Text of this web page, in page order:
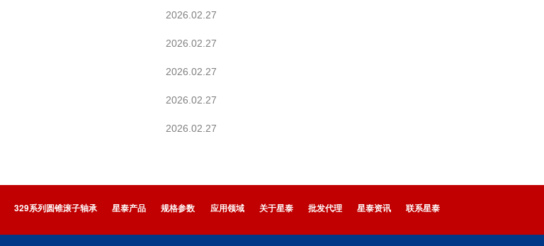
2026.02.27
2026.02.27
2026.02.27
2026.02.27
2026.02.27
329系列圆锥滚子轴承 星泰产品 规格参数 应用领域 关于星泰 批发代理 星泰资讯 联系星泰